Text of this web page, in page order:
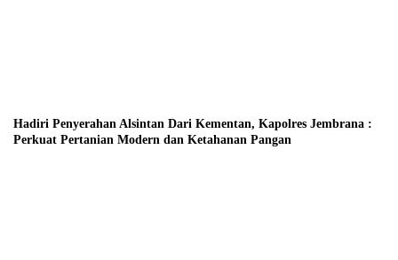
Hadiri Penyerahan Alsintan Dari Kementan, Kapolres Jembrana :
Perkuat Pertanian Modern dan Ketahanan Pangan